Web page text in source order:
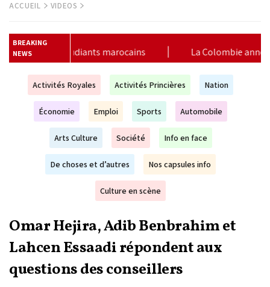
ACCUEIL VIDEOS
BREAKING
NEWS
La Colombie annonce un changement de sa position et
Activités Royales Activités Princières Nation
Économie Emploi Sports Automobile
Arts Culture Société Info en face
De choses et d’autres Nos capsules info
Culture en scène
Omar Hejira, Adib Benbrahim et
Lahcen Essaadi répondent aux
questions des conseillers